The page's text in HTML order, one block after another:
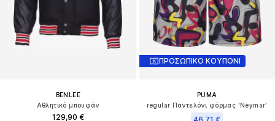
BENLEE
Αθλητικό μπουφάν
129,90 €
ΠΡΟΣΩΠΙΚΟ ΚΟΥΠΟΝΙ
PUMA
regular Παντελόνι φόρμας 'Neymar'